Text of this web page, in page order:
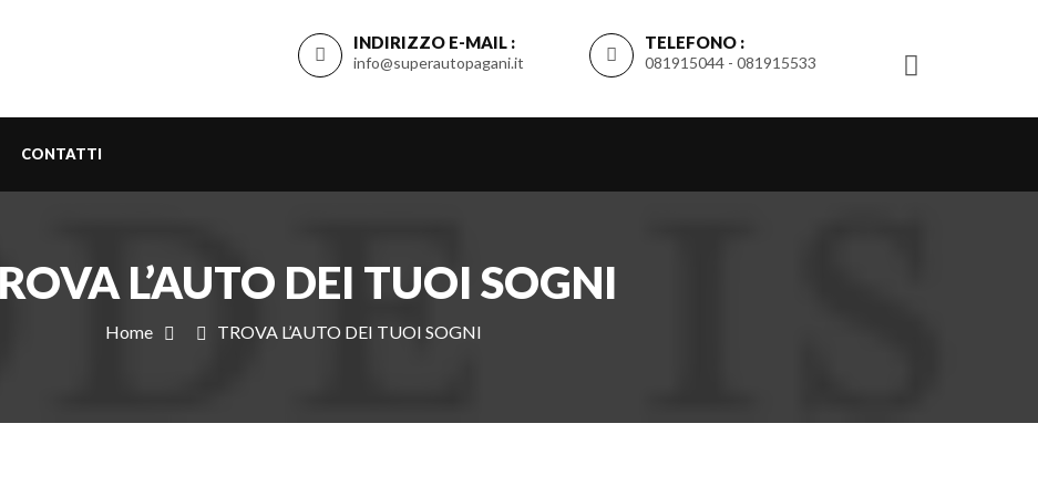
INDIRIZZO E-MAIL :
info@superautopagani.it
TELEFONO :
081915044 - 081915533
CONTATTI
L’AUTO DEI TUOI SOGNI
Home TROVA L’AUTO DEI TUOI SOGNI